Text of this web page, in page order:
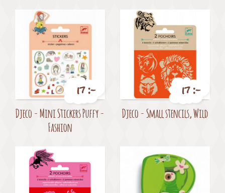
Pris
17 :-
Djeco - Mini Stickers Puffy -
Fashion
Pris
17 :-
Djeco - Small stencils, Wild